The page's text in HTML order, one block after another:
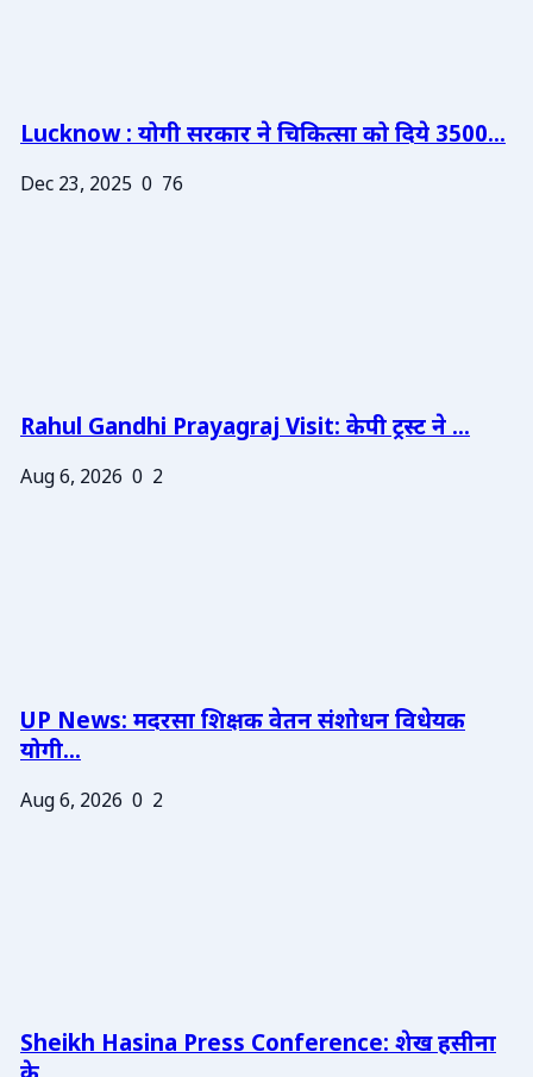
Lucknow : योगी सरकार ने चिकित्सा को दिये 3500...
Dec 23, 2025 0 76
Rahul Gandhi Prayagraj Visit: केपी ट्रस्ट ने ...
Aug 6, 2026 0 2
UP News: मदरसा शिक्षक वेतन संशोधन विधेयक
योगी...
Aug 6, 2026 0 2
Sheikh Hasina Press Conference: शेख हसीना